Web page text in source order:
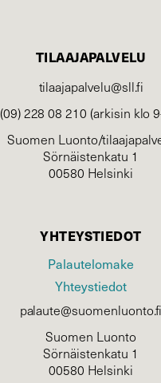
TILAAJAPALVELU
tilaajapalvelu@sll.fi
(09) 228 08 210 (arkisin klo
Suomen Luonto/
Sörnäistenkatu 1
00580 Helsinki
YHTEYSTIEDOT
Palautelomake
Yhteystiedot
palaute@suomenluonto.fi
Suomen Luonto
Sörnäistenkatu 1
00580 Helsinki